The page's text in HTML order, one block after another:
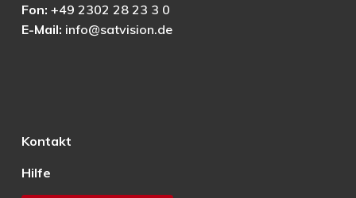
Fon: +49 2302 28 23 3 0
E-Mail: info@satvision.de
Kontakt
Hilfe